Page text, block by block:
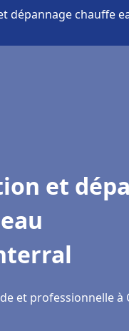
dépannage chauffe
et
et professionnelle à